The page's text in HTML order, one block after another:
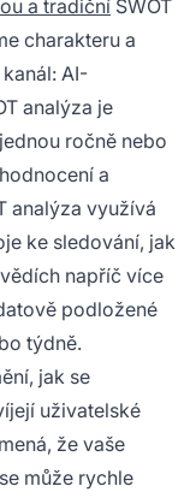
a tradiční SWOT
charakteru a
AI-
analýza je
ročně nebo
a
analýza využívá
ke sledování, jak
napříč více
podložené
týdně.
jak se
uživatelské
že vaše
může rychle